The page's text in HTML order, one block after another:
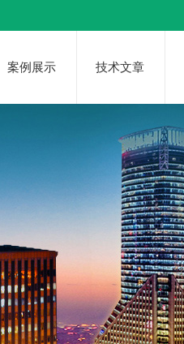
案例展示 技术文章